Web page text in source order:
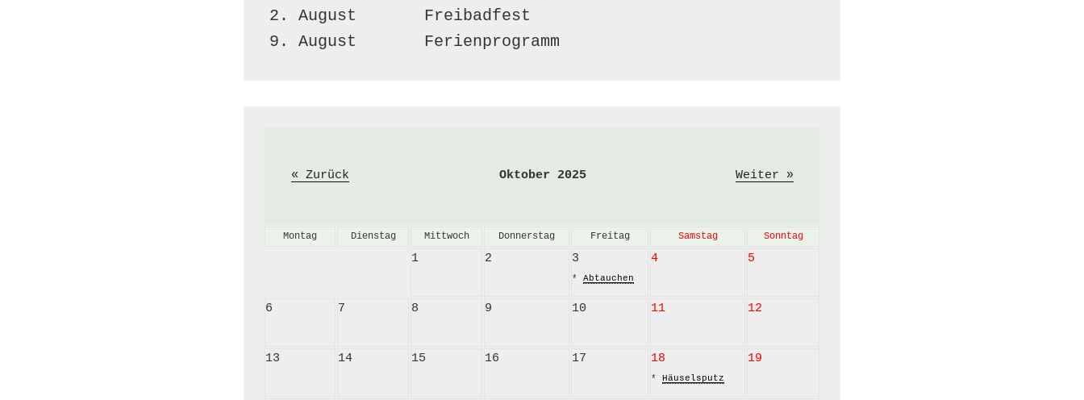
2. August       Freibadfest
9. August       Ferienprogramm
« Zurück Oktober 2025 Weiter »
Montag Dienstag Mittwoch Donnerstag Freitag Samstag Sonntag
1 2 3
* Abtauchen
4 5
6 7 8 9 10 11 12
13 14 15 16 17 18
* Häuselsputz
19